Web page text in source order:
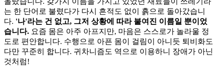
는 한 단어로 불렸다가 다시 흔적도 없이 흙으로 돌아갔습니
다. '나'라는 건 없고, 그저 상황에 따라 붙여진 이름일 뿐이었
습니다. 요즘 몸은 아주 아프지만, 마음은 스스로가 놀라울 정
도로 편안합니다. 수행으로 아픈 몸이 걸림이 아니듯 퇴비화도
다만 꾸준히 합니다. 귀차니즘도 역으로 이용하니 장애가 아닌
것처럼!